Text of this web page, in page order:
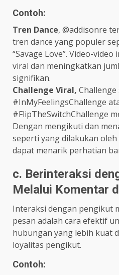
Contoh:
Tren Dance, @addisonre
tren dance yang populer
“Savage Love”. Video-
viral dan meningkatkan
signifikan.
Challenge Viral,
#InMyFeelingsChallenge
#FlipTheSwitchChallenge
Dengan mengikuti dan
seperti yang dilakukan oleh
dapat menarik perhatian
c. Berinteraksi
Melalui Komentar
Interaksi dengan pengikut
pesan adalah cara efektif
hubungan yang lebih kuat
loyalitas pengikut.
Contoh: